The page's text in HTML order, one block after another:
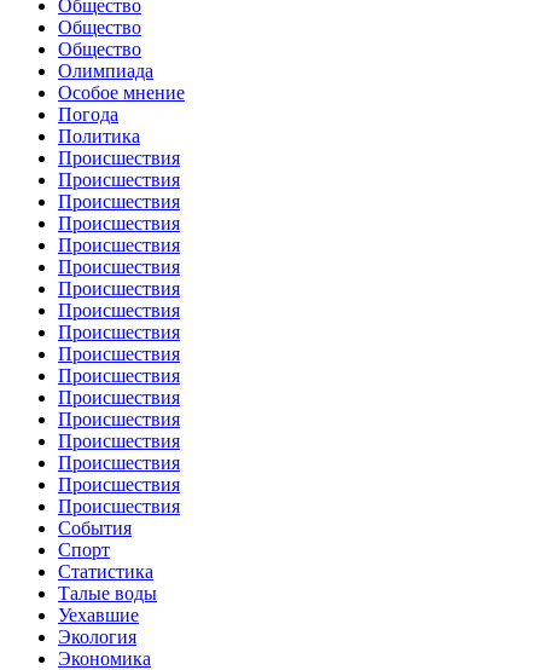
Общество
Общество
Общество
Олимпиада
Особое мнение
Погода
Политика
Происшествия
Происшествия
Происшествия
Происшествия
Происшествия
Происшествия
Происшествия
Происшествия
Происшествия
Происшествия
Происшествия
Происшествия
Происшествия
Происшествия
Происшествия
Происшествия
Происшествия
События
Спорт
Статистика
Талые воды
Уехавшие
Экология
Экономика